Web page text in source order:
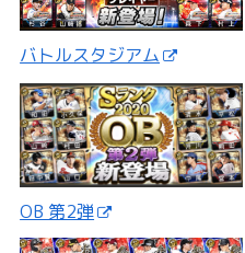
バトルスタジアム
OB 第2弾